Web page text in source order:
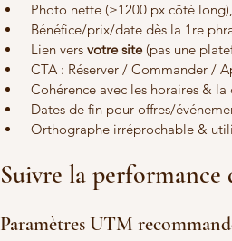
Photo nette (≥1200 px côté
Bénéfice/prix/date dès la 1re
Lien vers votre site (pas une
CTA : Réserver / Commander /
Cohérence avec les horaires & la
Dates de fin pour offres/
Orthographe irréprochable &
Suivre la performance
Paramètres UTM